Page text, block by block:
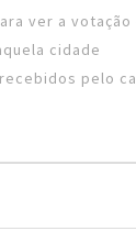
ver a
cidade
pelo